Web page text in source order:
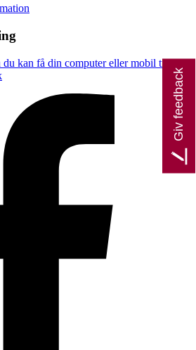
kan få din computer eller mobil til at
Giv feedback